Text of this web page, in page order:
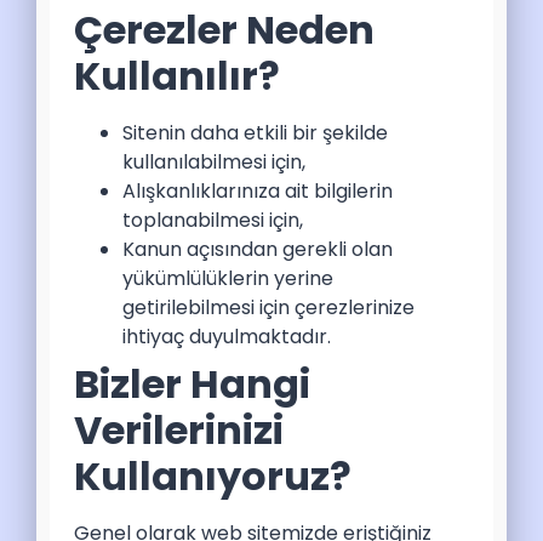
Çerezler Neden
Kullanılır?
Sitenin daha etkili bir şekilde
kullanılabilmesi için,
Alışkanlıklarınıza ait bilgilerin
toplanabilmesi için,
Kanun açısından gerekli olan
yükümlülüklerin yerine
getirilebilmesi için çerezlerinize
ihtiyaç duyulmaktadır.
Bizler Hangi
Verilerinizi
Kullanıyoruz?
Genel olarak web sitemizde eriştiğiniz